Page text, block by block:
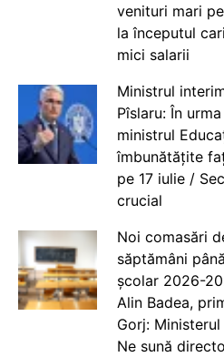
venituri mari
la începutul
mici salarii
Ministrul
Pîslaru: În
ministrul
îmbunătățite
pe 17 iulie /
crucial
Noi comasări
săptămâni
școlar 2026-
Alin Badea,
Gorj:
Ne sună